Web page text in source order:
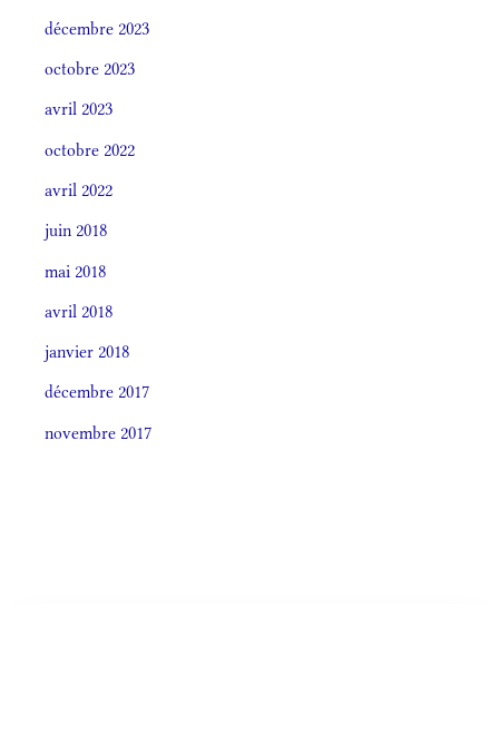
décembre 2023
octobre 2023
avril 2023
octobre 2022
avril 2022
juin 2018
mai 2018
avril 2018
janvier 2018
décembre 2017
novembre 2017